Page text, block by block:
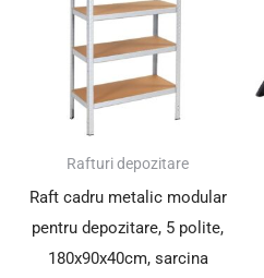
Rafturi depozitare
Raft cadru metalic modular
pentru depozitare, 5 polite,
180x90x40cm, sarcina